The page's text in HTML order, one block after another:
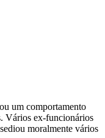
um comportamento
Vários ex-funcionários
moralmente vários